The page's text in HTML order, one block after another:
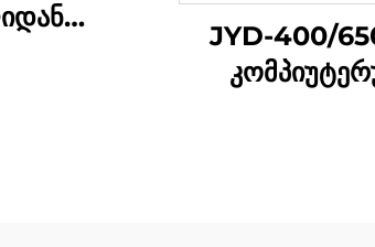
JYD-400/